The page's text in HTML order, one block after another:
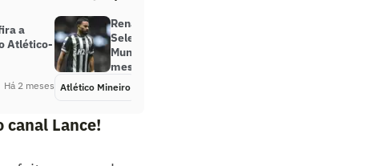
a
Atlético-
Há 2 meses
Renan Lodi abre o jogo sobre
Seleção Brasileira e Copa do
Mundo: ‘Se tivesse chegado seis
meses antes’
Atlético Mineiro
canal Lance!